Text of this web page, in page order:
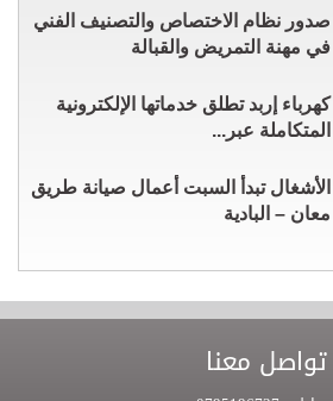
صدور نظام الاختصاص والتصنيف الفني
في مهنة التمريض والقبالة
كهرباء إربد تطلق خدماتها الإلكترونية
المتكاملة عبر...
الأشغال تبدأ السبت أعمال صيانة طريق
معان – البادية
تواصل معنا